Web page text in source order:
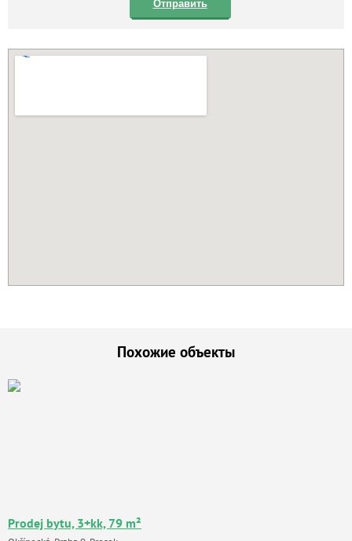
Отправить
Похожие объекты
Prodej bytu, 3+kk, 79 m²